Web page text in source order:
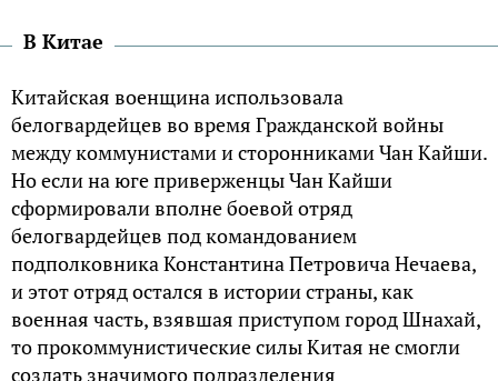
В Китае
Китайская военщина использовала
белогвардейцев во время Гражданской войны
между коммунистами и сторонниками Чан Кайши.
Но если на юге приверженцы Чан Кайши
сформировали вполне боевой отряд
белогвардейцев под командованием
подполковника Константина Петровича Нечаева,
и этот отряд остался в истории страны, как
военная часть, взявшая приступом город Шнахай,
то прокоммунистические силы Китая не смогли
создать значимого подразделения